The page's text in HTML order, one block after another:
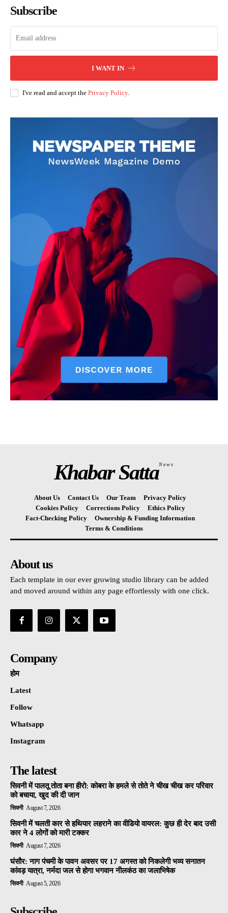
Subscribe
I WANT IN
I've read and accept the Privacy Policy.
Khabar SattaNews
About Us Contact Us Our Team
Privacy Policy
Cookies Policy
Corrections Policy
Ethics Policy
Fact-Checking Policy
Ownership & Funding Information
Terms & Conditions
About us
Each template in our ever growing studio library can be added
and moved around within any page effortlessly with one click.
Company
होम
Latest
Follow
Whatsapp
Instagram
The latest
सिवनी में पालतू तोता बना हीरो: कोबरा के हमले से तोते ने चीख चीख कर परिवार
को बचाया, खुद की दी जान
सिवनी August 7, 2026
सिवनी में चलती कार से हथियार लहराने का वीडियो वायरल: कुछ ही देर बाद उसी
कार ने 4 लोगों को मारी टक्कर
सिवनी August 7, 2026
घंसौर: नाग पंचमी के पावन अवसर पर 17 अगस्त को निकलेगी भव्य सनातन
कांवड़ यात्रा, नर्मदा जल से होगा भगवान नीलकंठ का जलाभिषेक
सिवनी August 5, 2026